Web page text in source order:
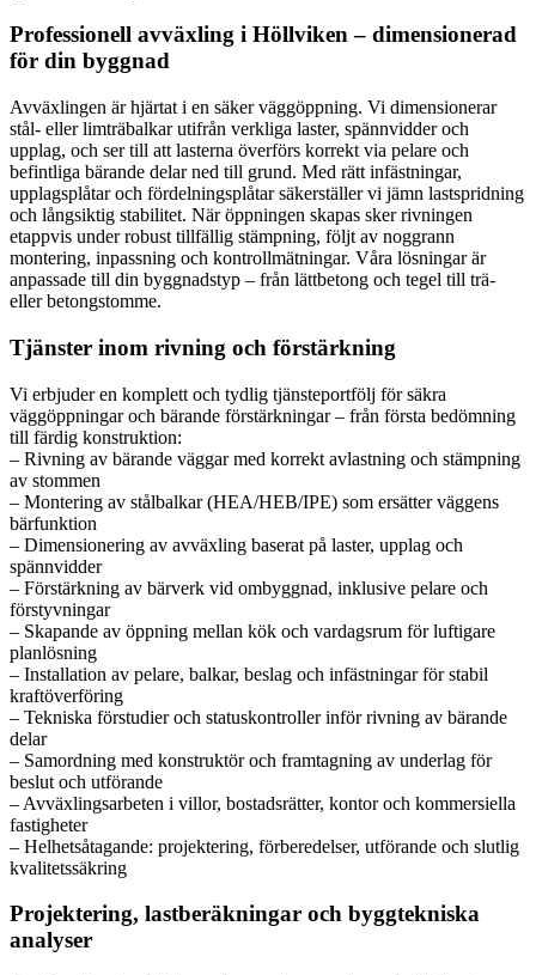
Professionell avväxling i Höllviken – dimensionerad
för din byggnad
Avväxlingen är hjärtat i en säker väggöppning. Vi dimensionerar
stål- eller limträbalkar utifrån verkliga laster, spännvidder och
upplag, och ser till att lasterna överförs korrekt via pelare och
befintliga bärande delar ned till grund. Med rätt infästningar,
upplagsplåtar och fördelningsplåtar säkerställer vi jämn lastspridning
och långsiktig stabilitet. När öppningen skapas sker rivningen
etappvis under robust tillfällig stämpning, följt av noggrann
montering, inpassning och kontrollmätningar. Våra lösningar är
anpassade till din byggnadstyp – från lättbetong och tegel till trä-
eller betongstomme.
Tjänster inom rivning och förstärkning
Vi erbjuder en komplett och tydlig tjänsteportfölj för säkra
väggöppningar och bärande förstärkningar – från första bedömning
till färdig konstruktion:
– Rivning av bärande väggar med korrekt avlastning och stämpning
av stommen
– Montering av stålbalkar (HEA/HEB/IPE) som ersätter väggens
bärfunktion
– Dimensionering av avväxling baserat på laster, upplag och
spännvidder
– Förstärkning av bärverk vid ombyggnad, inklusive pelare och
förstyvningar
– Skapande av öppning mellan kök och vardagsrum för luftigare
planlösning
– Installation av pelare, balkar, beslag och infästningar för stabil
kraftöverföring
– Tekniska förstudier och statuskontroller inför rivning av bärande
delar
– Samordning med konstruktör och framtagning av underlag för
beslut och utförande
– Avväxlingsarbeten i villor, bostadsrätter, kontor och kommersiella
fastigheter
– Helhetsåtagande: projektering, förberedelser, utförande och slutlig
kvalitetssäkring
Projektering, lastberäkningar och byggtekniska
analyser